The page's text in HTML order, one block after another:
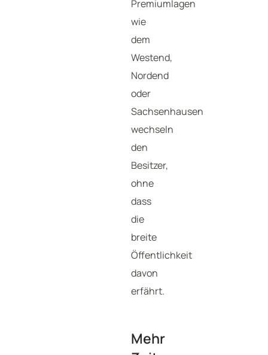
Premiumlagen
wie
dem
Westend,
Nordend
oder
Sachsenhausen
wechseln
den
Besitzer,
ohne
dass
die
breite
Öffentlichkeit
davon
erfährt.
Mehr